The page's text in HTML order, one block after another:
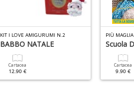
KIT I LOVE AMIGURUMI N.2
BABBO NATALE
Cartacea
12.90 €
PIÙ
Scuola
Cartacea
9.90 €